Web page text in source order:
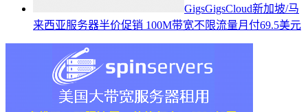
GigsGigsCloud新加坡/马
来西亚服务器半价促销 100M带宽不限流量月付69.5美元